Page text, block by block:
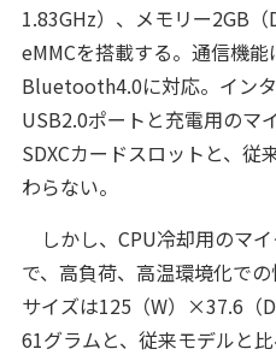
1.83GHz）、メモリー2GB
eMMCを搭載する。通信機能
Bluetooth4.0に対応。イン
USB2.0ポートと充電用のマ
SDXCカードスロットと、従
わらない。
しかし、CPU冷却用のマ
で、高負荷、高温環境化で
サイズは125（W）×37.6（
61グラムと、従来モデルと